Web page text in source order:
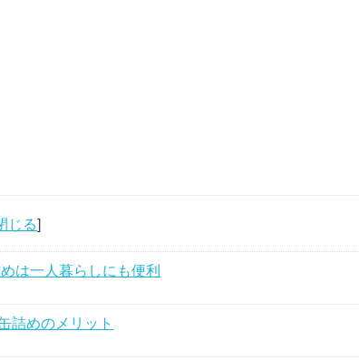
じる]
は一人暮らしにも便利
詰めのメリット